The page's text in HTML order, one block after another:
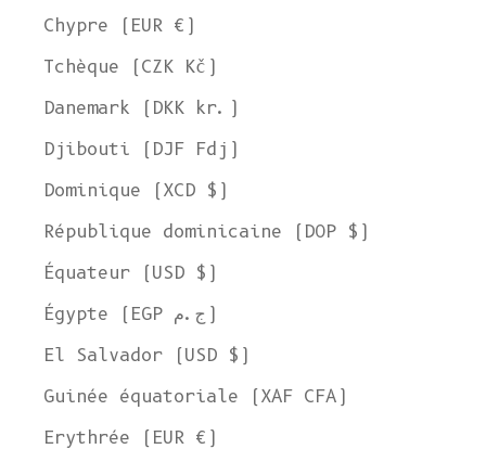
Chypre (EUR €)
Tchèque (CZK Kč)
Danemark (DKK kr.)
Djibouti (DJF Fdj)
Dominique (XCD $)
République dominicaine (DOP $)
Équateur (USD $)
Égypte (EGP ج.م)
El Salvador (USD $)
Guinée équatoriale (XAF CFA)
Erythrée (EUR €)